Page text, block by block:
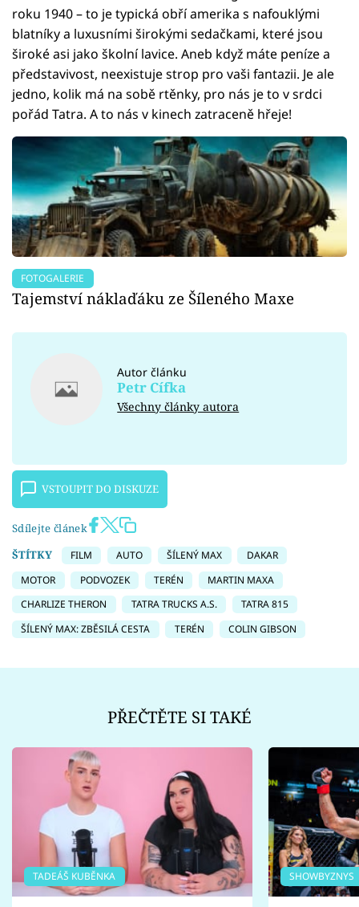
roku 1940 – to je typická obří amerika s nafouklými
blatníky a luxusními širokými sedačkami, které jsou
široké asi jako školní lavice. Aneb když máte peníze a
představivost, neexistuje strop pro vaši fantazii. Je ale
jedno, kolik má na sobě rtěnky, pro nás je to v srdci
pořád Tatra. A to nás v kinech zatraceně hřeje!
FOTOGALERIE
Tajemství náklaďáku ze Šíleného Maxe
Autor článku
Petr Cífka
Všechny články autora
VSTOUPIT DO DISKUZE
Sdílejte článek
ŠTÍTKY
FILM AUTO ŠÍLENÝ MAX
DAKAR
MOTOR
PODVOZEK TERÉN
MARTIN MAXA
CHARLIZE THERON
TATRA TRUCKS A.S.
TATRA 815
ŠÍLENÝ MAX: ZBĚSILÁ CESTA
TERÉN COLIN GIBSON
PŘEČTĚTE SI TAKÉ
TADEÁŠ KUBĚNKA SHOWBYZNYS